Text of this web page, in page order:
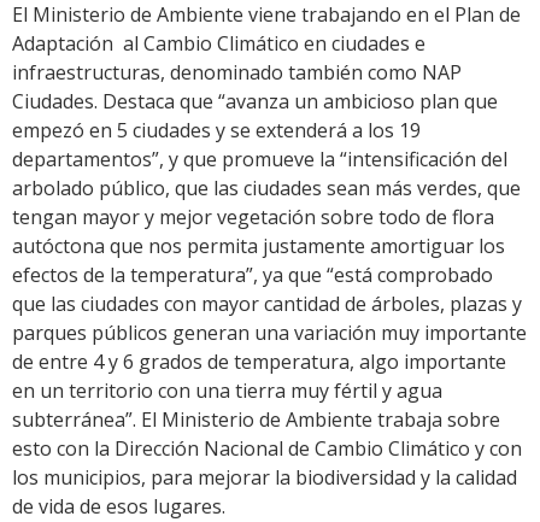
El Ministerio de Ambiente viene trabajando en el Plan de
Adaptación al Cambio Climático en ciudades e
infraestructuras, denominado también como NAP
Ciudades. Destaca que “avanza un ambicioso plan que
empezó en 5 ciudades y se extenderá a los 19
departamentos”, y que promueve la “intensificación del
arbolado público, que las ciudades sean más verdes, que
tengan mayor y mejor vegetación sobre todo de flora
autóctona que nos permita justamente amortiguar los
efectos de la temperatura”, ya que “está comprobado
que las ciudades con mayor cantidad de árboles, plazas y
parques públicos generan una variación muy importante
de entre 4 y 6 grados de temperatura, algo importante
en un territorio con una tierra muy fértil y agua
subterránea”. El Ministerio de Ambiente trabaja sobre
esto con la Dirección Nacional de Cambio Climático y con
los municipios, para mejorar la biodiversidad y la calidad
de vida de esos lugares.